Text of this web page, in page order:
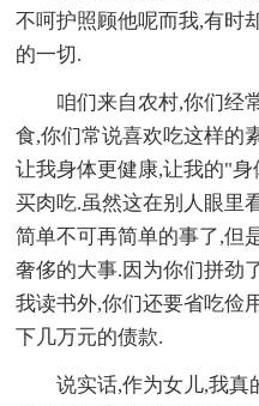
不呵护照顾他呢而我,有时
的一切.
咱们来自农村,你们经
食,你们常说喜欢吃这样的
让我身体更健康,让我的"
买肉吃.虽然这在别人眼里
简单不可再简单的事了,但
奢侈的大事.因为你们拼劲
我读书外,你们还要省吃俭
下几万元的债款.
说实话,作为女儿,我真